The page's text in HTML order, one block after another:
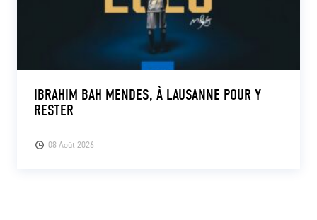
08 Août 2026
IBRAHIM BAH MENDES, À LAUSANNE POUR Y
RESTER